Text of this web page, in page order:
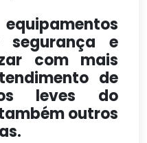
segurança e
com mais
de
leves do
outros